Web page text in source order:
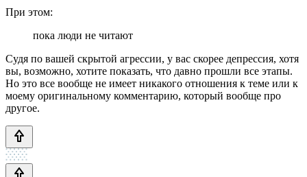
При этом:
пока люди не читают
Судя по вашей скрытой агрессии, у вас скорее депрессия, хотя
вы, возможно, хотите показать, что давно прошли все этапы.
Но это все вообще не имеет никакого отношения к теме или к
моему оригинальному комментарию, который вообще про
другое.